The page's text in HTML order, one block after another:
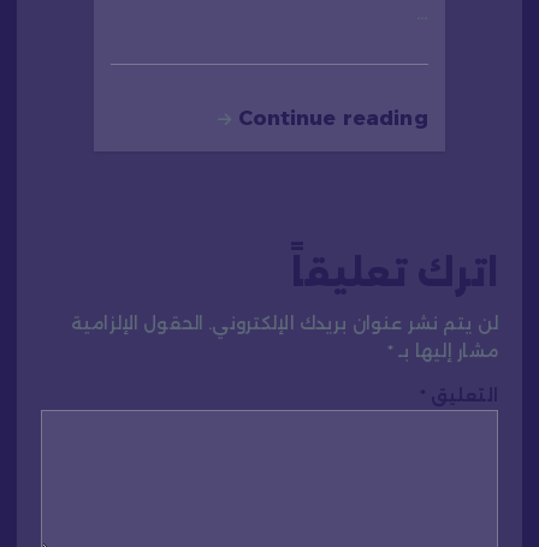
Continue reading
لن يتم نشر عنوان بريدك الإلكتروني.
الحقول الإلزامية
مشار إليها بـ *